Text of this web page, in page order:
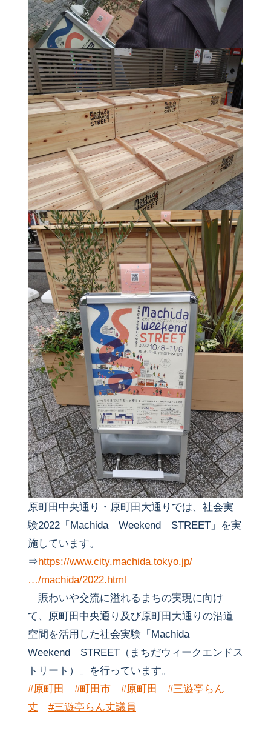
原町田中央通り・原町田大通りでは、社会実
験2022「Machida Weekend STREET」を実
施しています。
⇒https://www.city.machida.tokyo.jp/
…/machida/2022.html
賑わいや交流に溢れるまちの実現に向け
て、原町田中央通り及び原町田大通りの沿道
空間を活用した社会実験「Machida
Weekend STREET（まちだウィークエンドス
トリート）」を行っています。
#原町田
#町田市 #原町田
#三遊亭らん
丈
#三遊亭らん丈議員